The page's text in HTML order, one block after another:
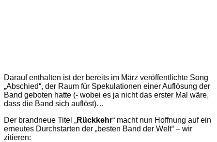
Darauf enthalten ist der bereits im März veröffentlichte Song
„Abschied“, der Raum für Spekulationen einer Auflösung der
Band geboten hatte (- wobei es ja nicht das erster Mal wäre,
dass die Band sich auflöst)…
Der brandneue Titel „Rückkehr“ macht nun Hoffnung auf ein
erneutes Durchstarten der „besten Band der Welt“ – wir
zitieren: